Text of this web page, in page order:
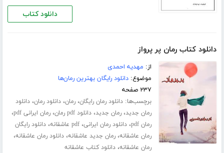
دانلود کتاب
دانلود کتاب رمان پر پرواز
از: مهدیه احمدی
موضوع:دانلود رایگان بهترین رمان‌ها
۲۳۷ صفحه
برچسب‌ها:دانلود رمان رایگان،رمان،دانلود رمان،دانلود
رمان جدید،رمان جدید،دانلود pdf رمان ،رمان ایرانی pdf ،
رمان pdf ،دانلود رمان ایرانی،pdf عاشقانه ،دانلود رایگان
رمان عاشقانه،رمان جدید عاشقانه،دانلود رمان عاشقانه،
رمان عاشقانه،دانلود کتاب عاشقانه